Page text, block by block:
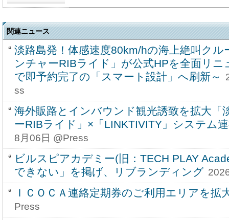
関連ニュース
淡路島発！体感速度80km/hの海上絶叫クル
ンチャーRIBライド」が公式HPを全面リ
で即予約完了の「スマート設計」へ刷新～
ss
海外販路とインバウンド観光誘致を拡大「
ーRIBライド」×「LINKTIVITY」システム
8月06日 @Press
ビルスピアカデミー(旧：TECH PLAY
できない」を掲げ、リブランディング
ＩＣＯＣＡ連絡定期券のご利用エリアを拡
Press